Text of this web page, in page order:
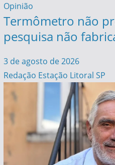
Opinião
Termômetro não
pesquisa não
3 de agosto de 2026
Redação Estação Litoral SP